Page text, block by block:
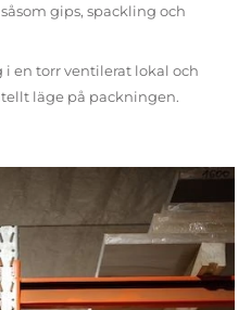
gips, spackling och
i en torr ventilerat lokal och
läge på packningen.